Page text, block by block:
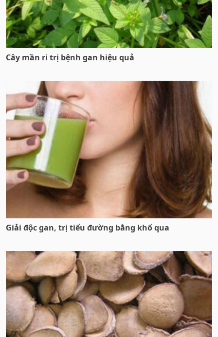
Cây mần ri trị bệnh gan hiệu quả
Giải độc gan, trị tiểu đường bằng khổ qua